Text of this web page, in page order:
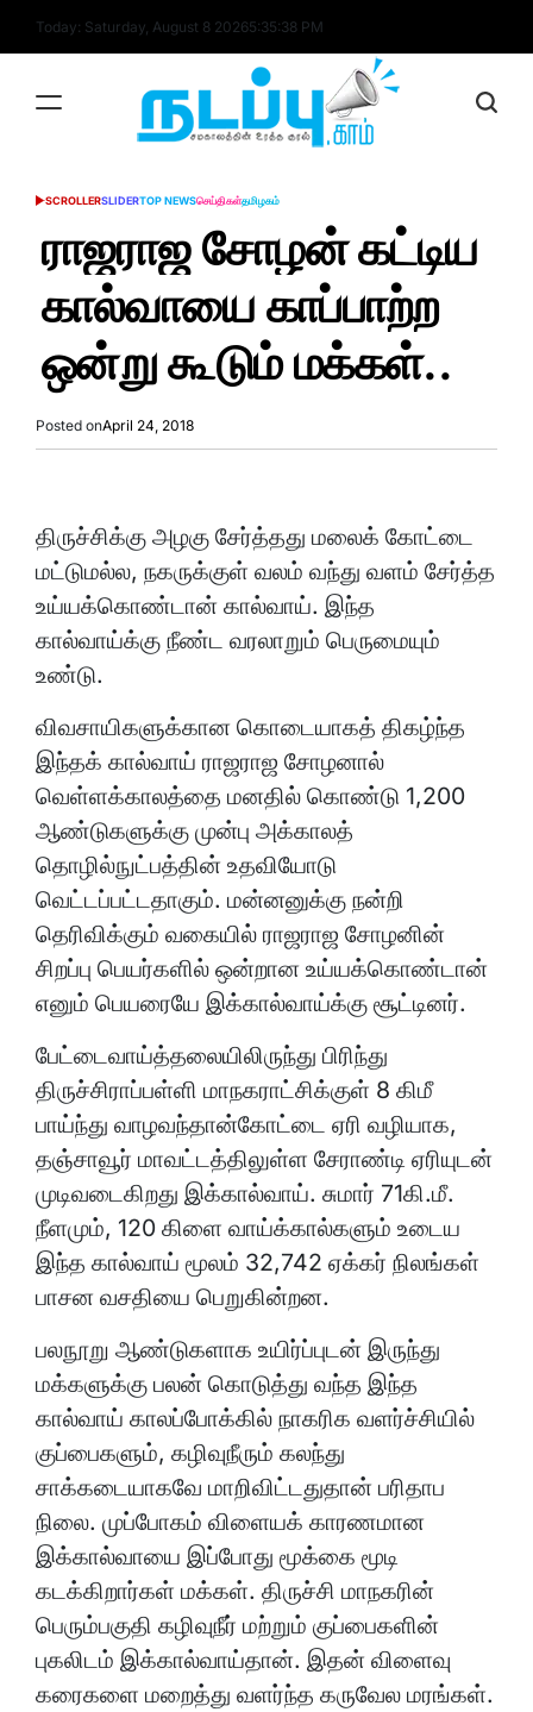
Today: Saturday, August 8 20265:35:38 PM
POSTED
SCROLLERSLIDERTOP NEWSசெய்திகள்தமிழகம்
ராஜராஜ சோழன் கட்டிய
கால்வாயை காப்பாற்ற
ஒன்று கூடும் மக்கள்..
Posted onApril 24, 2018
திருச்சிக்கு அழகு சேர்த்தது மலைக் கோட்டை
மட்டுமல்ல, நகருக்குள் வலம் வந்து வளம் சேர்த்த
உய்யக்கொண்டான் கால்வாய். இந்த
கால்வாய்க்கு நீண்ட வரலாறும் பெருமையும்
உண்டு.
விவசாயிகளுக்கான கொடையாகத் திகழ்ந்த
இந்தக் கால்வாய் ராஜராஜ சோழனால்
வெள்ளக்காலத்தை மனதில் கொண்டு 1,200
ஆண்டுகளுக்கு முன்பு அக்காலத்
தொழில்நுட்பத்தின் உதவியோடு
வெட்டப்பட்டதாகும். மன்னனுக்கு நன்றி
தெரிவிக்கும் வகையில் ராஜராஜ சோழனின்
சிறப்பு பெயர்களில் ஒன்றான உய்யக்கொண்டான்
எனும் பெயரையே இக்கால்வாய்க்கு சூட்டினர்.
பேட்டைவாய்த்தலையிலிருந்து பிரிந்து
திருச்சிராப்பள்ளி மாநகராட்சிக்குள் 8 கிமீ
பாய்ந்து வாழவந்தான்கோட்டை ஏரி வழியாக,
தஞ்சாவூர் மாவட்டத்திலுள்ள சேராண்டி ஏரியுடன்
முடிவடைகிறது இக்கால்வாய். சுமார் 71கி.மீ.
நீளமும், 120 கிளை வாய்க்கால்களும் உடைய
இந்த கால்வாய் மூலம் 32,742 ஏக்கர் நிலங்கள்
பாசன வசதியை பெறுகின்றன.
பலநூறு ஆண்டுகளாக உயிர்ப்புடன் இருந்து
மக்களுக்கு பலன் கொடுத்து வந்த இந்த
கால்வாய் காலப்போக்கில் நாகரிக வளர்ச்சியில்
குப்பைகளும், கழிவுநீரும் கலந்து
சாக்கடையாகவே மாறிவிட்டதுதான் பரிதாப
நிலை. முப்போகம் விளையக் காரணமான
இக்கால்வாயை இப்போது மூக்கை மூடி
கடக்கிறார்கள் மக்கள். திருச்சி மாநகரின்
பெரும்பகுதி கழிவுநீர் மற்றும் குப்பைகளின்
புகலிடம் இக்கால்வாய்தான். இதன் விளைவு
கரைகளை மறைத்து வளர்ந்த கருவேல மரங்கள்.